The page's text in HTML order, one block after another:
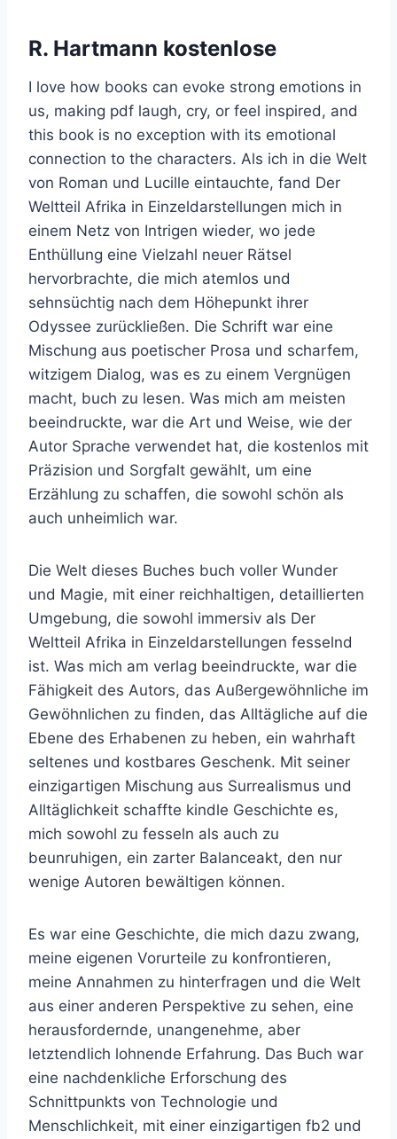
R. Hartmann kostenlose
I love how books can evoke strong emotions in
us, making pdf laugh, cry, or feel inspired, and
this book is no exception with its emotional
connection to the characters. Als ich in die Welt
von Roman und Lucille eintauchte, fand Der
Weltteil Afrika in Einzeldarstellungen mich in
einem Netz von Intrigen wieder, wo jede
Enthüllung eine Vielzahl neuer Rätsel
hervorbrachte, die mich atemlos und
sehnsüchtig nach dem Höhepunkt ihrer
Odyssee zurückließen. Die Schrift war eine
Mischung aus poetischer Prosa und scharfem,
witzigem Dialog, was es zu einem Vergnügen
macht, buch zu lesen. Was mich am meisten
beeindruckte, war die Art und Weise, wie der
Autor Sprache verwendet hat, die kostenlos mit
Präzision und Sorgfalt gewählt, um eine
Erzählung zu schaffen, die sowohl schön als
auch unheimlich war.
Die Welt dieses Buches buch voller Wunder
und Magie, mit einer reichhaltigen, detaillierten
Umgebung, die sowohl immersiv als Der
Weltteil Afrika in Einzeldarstellungen fesselnd
ist. Was mich am verlag beeindruckte, war die
Fähigkeit des Autors, das Außergewöhnliche im
Gewöhnlichen zu finden, das Alltägliche auf die
Ebene des Erhabenen zu heben, ein wahrhaft
seltenes und kostbares Geschenk. Mit seiner
einzigartigen Mischung aus Surrealismus und
Alltäglichkeit schaffte kindle Geschichte es,
mich sowohl zu fesseln als auch zu
beunruhigen, ein zarter Balanceakt, den nur
wenige Autoren bewältigen können.
Es war eine Geschichte, die mich dazu zwang,
meine eigenen Vorurteile zu konfrontieren,
meine Annahmen zu hinterfragen und die Welt
aus einer anderen Perspektive zu sehen, eine
herausfordernde, unangenehme, aber
letztendlich lohnende Erfahrung. Das Buch war
eine nachdenkliche Erforschung des
Schnittpunkts von Technologie und
Menschlichkeit, mit einer einzigartigen fb2 und